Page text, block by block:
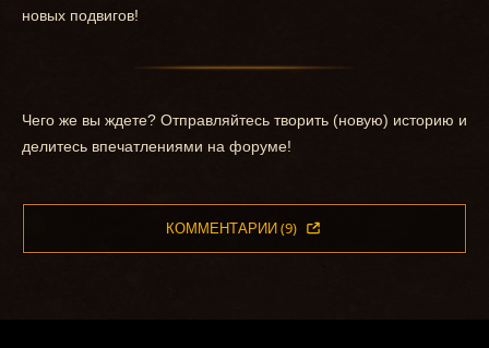
новых подвигов!
Чего же вы ждете? Отправляйтесь творить (новую) историю и
делитесь впечатлениями на форуме!
КОММЕНТАРИИ (9)